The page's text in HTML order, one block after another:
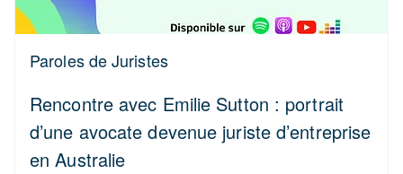
Paroles de Juristes
Rencontre avec Emilie Sutton : portrait
d’une avocate devenue juriste d’entreprise
en Australie